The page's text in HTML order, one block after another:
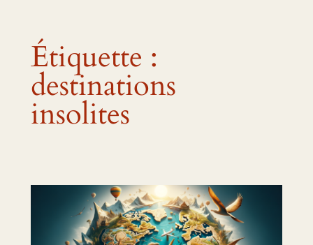
Étiquette :
destinations
insolites